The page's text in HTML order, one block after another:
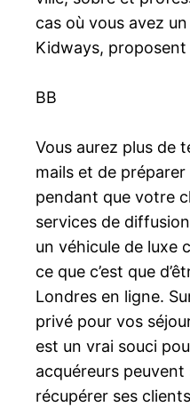
cas où vous avez
Kidways,
BB
Vous aurez plus de
mails et de
pendant que votre
services de
un véhicule de luxe
ce que c’est que
Londres en ligne.
privé pour vos
est un vrai souci
acquéreurs peuvent
récupérer ses